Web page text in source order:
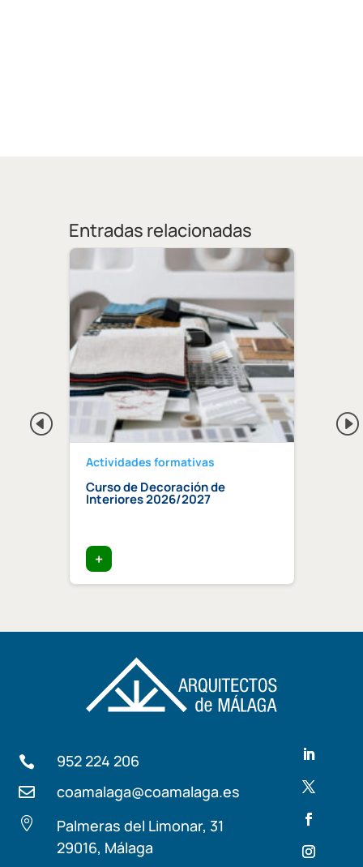
Entradas relacionadas
Actividades formativas
Curso de Decoración de
Interiores 2026/2027
+
 952 224 206
 coamalaga@coamalaga.es

Palmeras del Limonar, 31
29016, Málaga